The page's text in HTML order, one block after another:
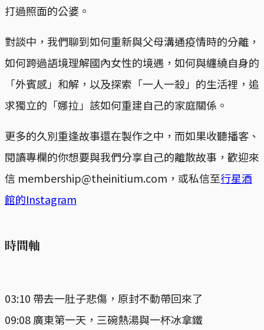
打過照面的公婆。
對談中，我們聊到如何重新與父母溝通疫情時的分離，
如何跨過語境理解國內女性的境遇，如何與纏繞自身的
「外賓感」和解，以及探索「一人一殺」的生活裡，追
求獨立的「娜拉」該如何重建自己的家庭關係。
更多的久別重逢故事還在製作之中，而如果收聽播客、
閱讀專欄的你想要與我們分享自己的離散故事，歡迎來
信 membership@theinitium.com，或私信至行星酒
館的Instagram
時間軸
03:10 帶去一肚子悲傷，原封不動帶回來了
09:08 廣東第一天，三碗熱湯與一杯冰拿鐵